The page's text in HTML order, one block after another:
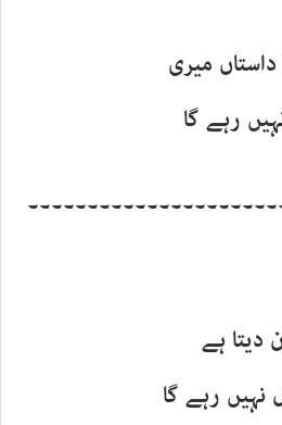
میری
رہے گا
دیتا ہے
نہیں رہے گا